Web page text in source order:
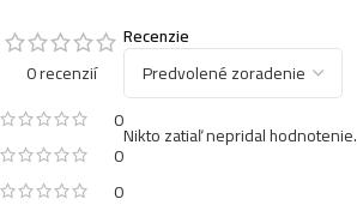
0 recenzií
0
0
0
Recenzie
Nikto zatiaľ nepridal hodnotenie.